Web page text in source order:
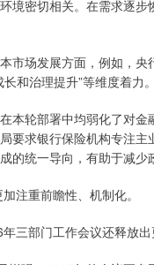
密切相关。在需求逐步
场发展方面，例如，央
和治理提升”等维度着力。
轮部署中均弱化了对金
要求银行保险机构专注
的统一导向，有助于减少
重前瞻性、机制化。
部门工作会议还释放出